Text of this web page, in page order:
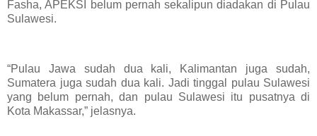
Fasha, APEKSI belum pernah sekalipun diadakan di Pulau
Sulawesi.
“Pulau Jawa sudah dua kali, Kalimantan juga sudah,
Sumatera juga sudah dua kali. Jadi tinggal pulau Sulawesi
yang belum pernah, dan pulau Sulawesi itu pusatnya di
Kota Makassar,” jelasnya.